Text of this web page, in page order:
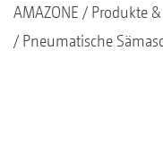
AMAZONE Produkte
Pneumatische